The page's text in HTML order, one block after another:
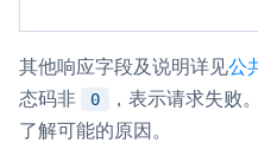
其他响应字段及说明详见公
态码非
0 ，表示请求失败
了解可能的原因。